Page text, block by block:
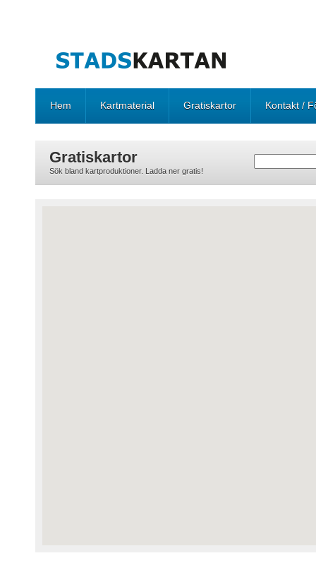
Hem Kartmaterial Gratiskartor Kontakt /
Gratiskartor
Sök bland kartproduktioner. Ladda ner gratis!